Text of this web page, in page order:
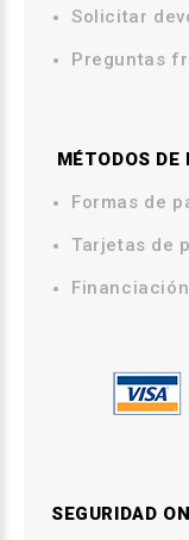
Solicitar
Preguntas
MÉTODOS DE
Formas de
Tarjetas de
Financiación
SEGURIDAD